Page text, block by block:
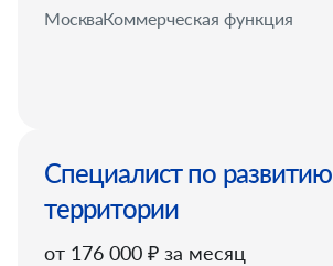
МоскваКоммерческая функция
Специалист по развитию
территории
от 176 000 ₽ за месяц